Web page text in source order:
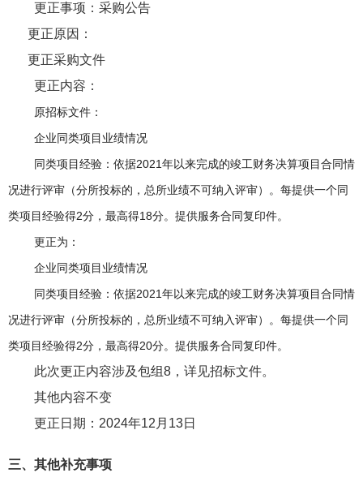
更正事项：采购公告
更正原因：
更正采购文件
更正内容：
原招标文件：
企业同类项目业绩情况
同类项目经验：依据2021年以来完成的竣工财务决算项目合同情
况进行评审（分所投标的，总所业绩不可纳入评审）。每提供一个同
类项目经验得2分，最高得18分。提供服务合同复印件。
更正为：
企业同类项目业绩情况
同类项目经验：依据2021年以来完成的竣工财务决算项目合同情
况进行评审（分所投标的，总所业绩不可纳入评审）。每提供一个同
类项目经验得2分，最高得20分。提供服务合同复印件。
此次更正内容涉及包组8，详见招标文件。
其他内容不变
更正日期： 2024年12月13日
三、其他补充事项